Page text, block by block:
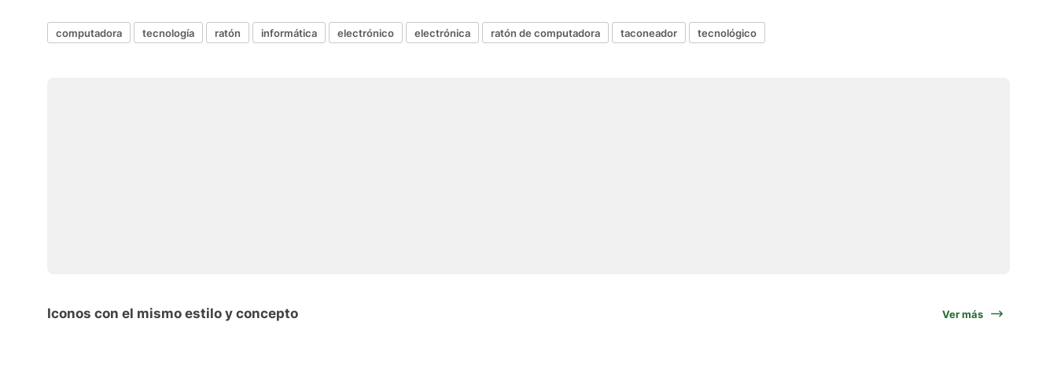
computadora tecnología ratón informática electrónico electrónica ratón de computadora taconeador tecnológico
Iconos con el mismo estilo y concepto Ver más